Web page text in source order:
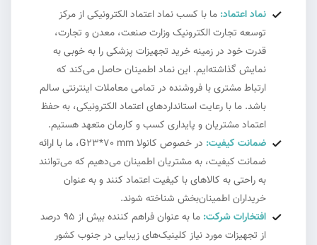
نماد اعتماد: ما با کسب نماد اعتماد الکترونیکی از مرکز
توسعه تجارت الکترونیک وزارت صنعت، معدن و تجارت،
قدرت خود در زمینه خرید تجهیزات پزشکی را به خوبی به
نمایش گذاشته‌ایم. این نماد اطمینان حاصل می‌کند که
ارتباط مشتری با فروشنده در تمامی معاملات اینترنتی سالم
باشد. ما با رعایت استانداردهای اعتماد الکترونیکی، به حفظ
اعتماد مشتریان و پایداری کسب و کارمان متعهد هستیم.
ضمانت کیفیت:
در خصوص کانولا G23*70 mm، ما با ارائه
ضمانت کیفیت، به مشتریان اطمینان می‌دهیم که می‌توانند
به راحتی به کالاهای با کیفیت اعتماد کنند و به عنوان
خریداران اطمینان‌بخش شناخته شوند.
افتخارات شرکت:
ما به عنوان فراهم کننده بیش از ۹۵ درصد
از تجهیزات مورد نیاز کلینیک‌های زیبایی در جنوب کشور